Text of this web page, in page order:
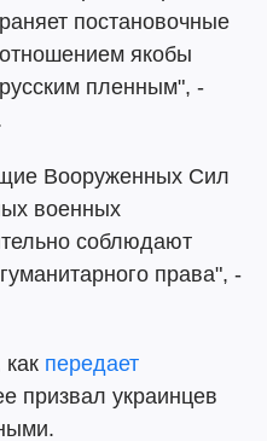
постановочные
якобы
пленным", -
Вооруженных Сил
военных
соблюдают
права", -
передает
призвал украинцев